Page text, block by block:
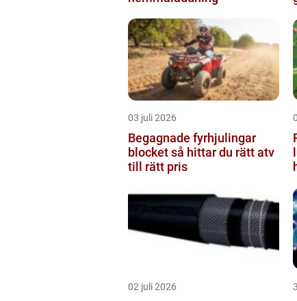
03 juli 2026
Begagnade fyrhjulingar
blocket så hittar du rätt atv
till rätt pris
02 juli 2026